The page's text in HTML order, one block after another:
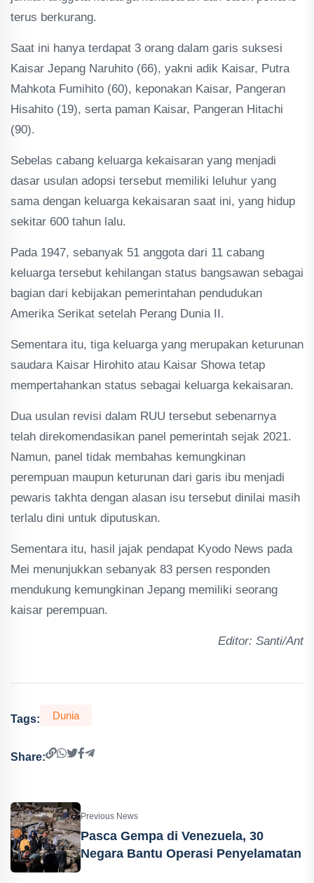
terus berkurang.
Saat ini hanya terdapat 3 orang dalam garis suksesi
Kaisar Jepang Naruhito (66), yakni adik Kaisar, Putra
Mahkota Fumihito (60), keponakan Kaisar, Pangeran
Hisahito (19), serta paman Kaisar, Pangeran Hitachi
(90).
Sebelas cabang keluarga kekaisaran yang menjadi
dasar usulan adopsi tersebut memiliki leluhur yang
sama dengan keluarga kekaisaran saat ini, yang hidup
sekitar 600 tahun lalu.
Pada 1947, sebanyak 51 anggota dari 11 cabang
keluarga tersebut kehilangan status bangsawan sebagai
bagian dari kebijakan pemerintahan pendudukan
Amerika Serikat setelah Perang Dunia II.
Sementara itu, tiga keluarga yang merupakan keturunan
saudara Kaisar Hirohito atau Kaisar Showa tetap
mempertahankan status sebagai keluarga kekaisaran.
Dua usulan revisi dalam RUU tersebut sebenarnya
telah direkomendasikan panel pemerintah sejak 2021.
Namun, panel tidak membahas kemungkinan
perempuan maupun keturunan dari garis ibu menjadi
pewaris takhta dengan alasan isu tersebut dinilai masih
terlalu dini untuk diputuskan.
Sementara itu, hasil jajak pendapat Kyodo News pada
Mei menunjukkan sebanyak 83 persen responden
mendukung kemungkinan Jepang memiliki seorang
kaisar perempuan.
Editor: Santi/Ant
Tags: Dunia
Share:
Previous News
Pasca Gempa di Venezuela, 30
Negara Bantu Operasi Penyelamatan